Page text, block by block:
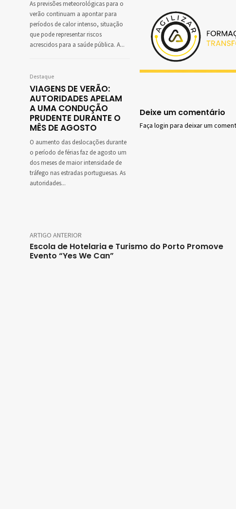
As previsões meteorológicas para o
verão continuam a apontar para
períodos de calor intenso, situação
que pode representar riscos
acrescidos para a saúde pública. A...
Destaque
VIAGENS DE VERÃO:
AUTORIDADES APELAM
A UMA CONDUÇÃO
PRUDENTE DURANTE O
MÊS DE AGOSTO
O aumento das deslocações durante
o período de férias faz de agosto um
dos meses de maior intensidade de
tráfego nas estradas portuguesas. As
autoridades...
Deixe um comentário
Faça login para deixar um
ARTIGO ANTERIOR
Escola de Hotelaria e Turismo do Porto Promove
Evento “Yes We Can”